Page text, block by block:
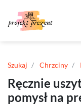
Szukaj Chrzciny
Ręcznie
pomysł na